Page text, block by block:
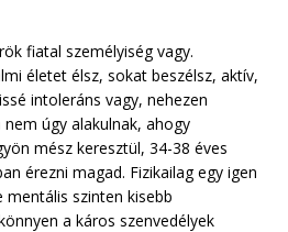
fiatal személyiség vagy.
életet élsz, sokat beszélsz, aktív,
intoleráns vagy, nehezen
úgy alakulnak, ahogy
mész keresztül, 34-38 éves
érezni magad. Fizikailag egy igen
mentális szinten kisebb
a káros szenvedélyek